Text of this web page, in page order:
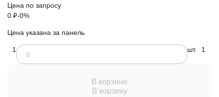
Цена по запросу
0 ₽-0%
Цена указана за панель
1 шт. 1
В корзине
В корзину